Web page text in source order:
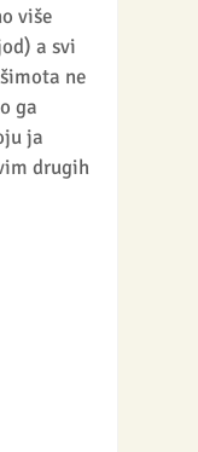
više
a svi
ne
ga
ja
drugih